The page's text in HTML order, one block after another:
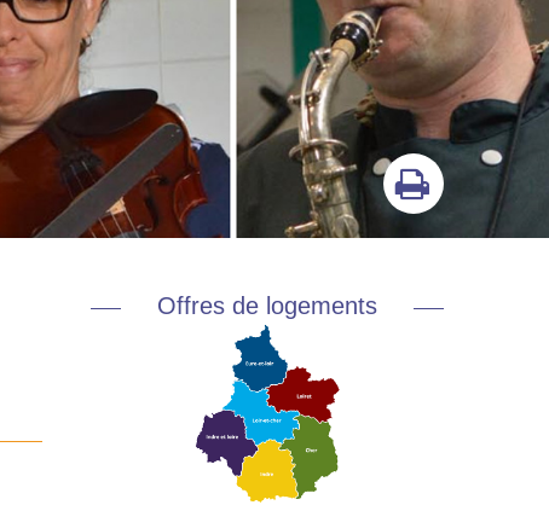
Offres de logements